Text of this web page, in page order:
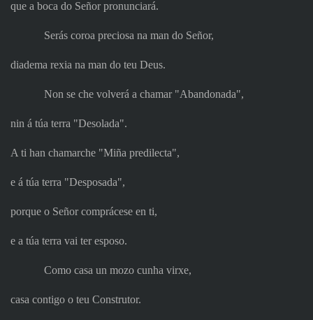
que a boca do Señor pronunciará.
Serás coroa preciosa na man do Señor,
diadema rexia na man do teu Deus.
Non se che volverá a chamar "Abandonada",
nin á túa terra "Desolada".
A ti han chamarche "Miña predilecta",
e á túa terra "Desposada",
porque o Señor comprácese en ti,
e a túa terra vai ter esposo.
Como casa un mozo cunha virxe,
casa contigo o teu Construtor.